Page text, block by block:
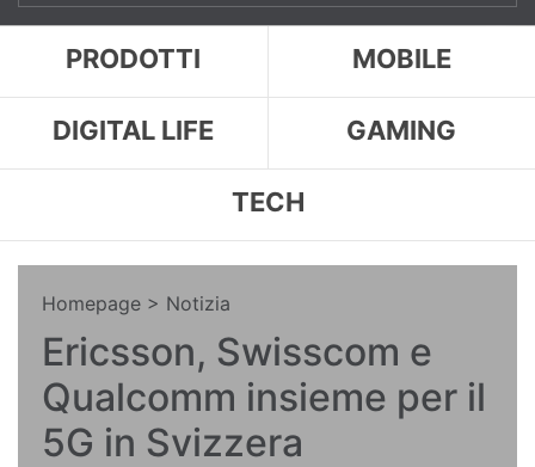
PRODOTTI MOBILE
DIGITAL LIFE GAMING
TECH
Homepage > Notizia
Ericsson, Swisscom e
Qualcomm insieme per il
5G in Svizzera